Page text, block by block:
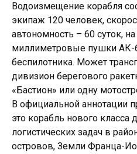
Водоизмещение корабля
экипаж 120 человек,
автономность – 60 суток,
миллиметровые пушки АК-
беспилотника. Может
дивизион берегового
«Бастион» или одну
В официальной аннотации
это корабль нового
логистических задач в
островов, Земли Франца-